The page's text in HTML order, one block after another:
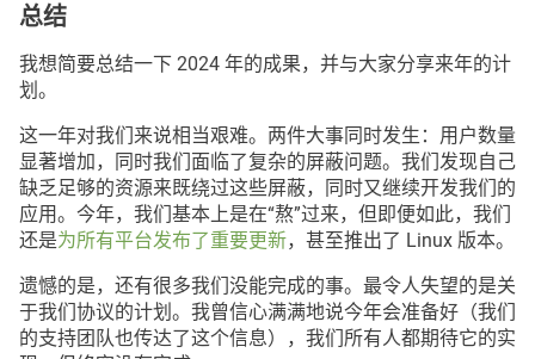
总结
我想简要总结一下 2024 年的成果，并与大家分享来年的计
划。
这一年对我们来说相当艰难。两件大事同时发生：用户数量
显著增加，同时我们面临了复杂的屏蔽问题。我们发现自己
缺乏足够的资源来既绕过这些屏蔽，同时又继续开发我们的
应用。今年，我们基本上是在“熬”过来，但即便如此，我们
还是为所有平台发布了重要更新，甚至推出了 Linux 版本。
遗憾的是，还有很多我们没能完成的事。最令人失望的是关
于我们协议的计划。我曾信心满满地说今年会准备好（我们
的支持团队也传达了这个信息），我们所有人都期待它的实